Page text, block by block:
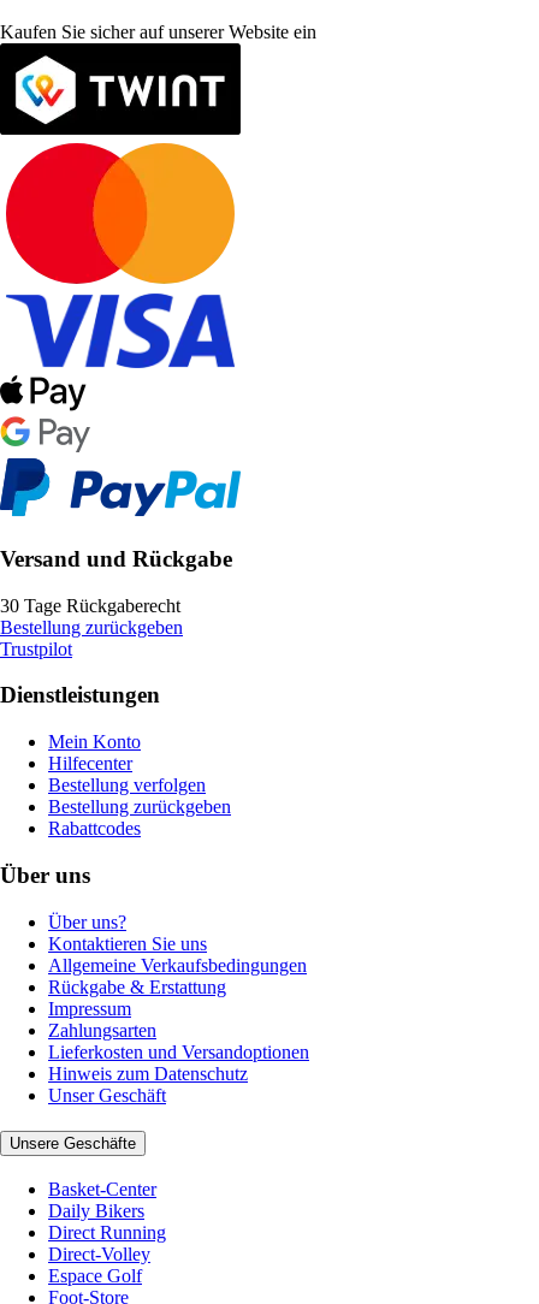
Kaufen Sie sicher auf unserer Website ein
Versand und Rückgabe
30 Tage Rückgaberecht
Bestellung zurückgeben
Trustpilot
Dienstleistungen
Mein Konto
Hilfecenter
Bestellung verfolgen
Bestellung zurückgeben
Rabattcodes
Über uns
Über uns?
Kontaktieren Sie uns
Allgemeine Verkaufsbedingungen
Rückgabe & Erstattung
Impressum
Zahlungsarten
Lieferkosten und Versandoptionen
Hinweis zum Datenschutz
Unser Geschäft
Unsere Geschäfte
Basket-Center
Daily Bikers
Direct Running
Direct-Volley
Espace Golf
Foot-Store